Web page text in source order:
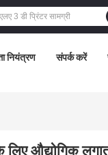
नियंत्रण संपर्क करें
लिए औद्योगिक